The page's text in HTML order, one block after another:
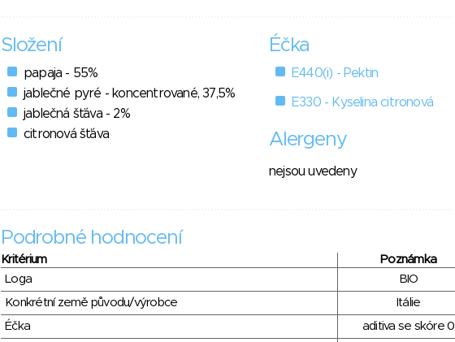
Složení
papaja - 55%
jablečné pyré - koncentrované, 37,5%
jablečná šťáva - 2%
citronová šťáva
Éčka
E440(i) - Pektin
E330 - Kyselina citronová
Alergeny
nejsou uvedeny
Podrobné hodnocení
Kritérium Poznámka
Loga
BIO
Konkrétní země původu/výrobce
Itálie
Éčka
aditiva se skóre 0